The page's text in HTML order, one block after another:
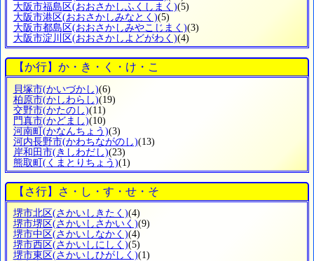
大阪市福島区(おおさかしふくしまく)(5)
大阪市港区(おおさかしみなとく)(5)
大阪市都島区(おおさかしみやこじまく)(3)
大阪市淀川区(おおさかしよどがわく)(4)
【か行】か・き・く・け・こ
貝塚市(かいづかし)(6)
柏原市(かしわらし)(19)
交野市(かたのし)(11)
門真市(かどまし)(10)
河南町(かなんちょう)(3)
河内長野市(かわちながのし)(13)
岸和田市(きしわだし)(23)
熊取町(くまとりちょう)(1)
【さ行】さ・し・す・せ・そ
堺市北区(さかいしきたく)(4)
堺市堺区(さかいしさかいく)(9)
堺市中区(さかいしなかく)(4)
堺市西区(さかいしにしく)(5)
堺市東区(さかいしひがしく)(1)